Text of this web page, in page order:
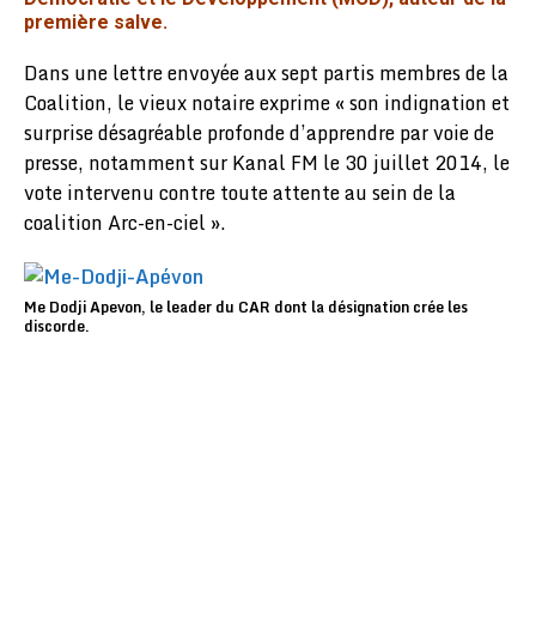
première salve.
Dans une lettre envoyée aux sept partis membres de la
Coalition, le vieux notaire exprime « son indignation et
surprise désagréable profonde d’apprendre par voie de
presse, notamment sur Kanal FM le 30 juillet 2014, le
vote intervenu contre toute attente au sein de la
coalition Arc-en-ciel ».
Me Dodji Apevon, le leader du CAR dont la désignation crée les
discorde.